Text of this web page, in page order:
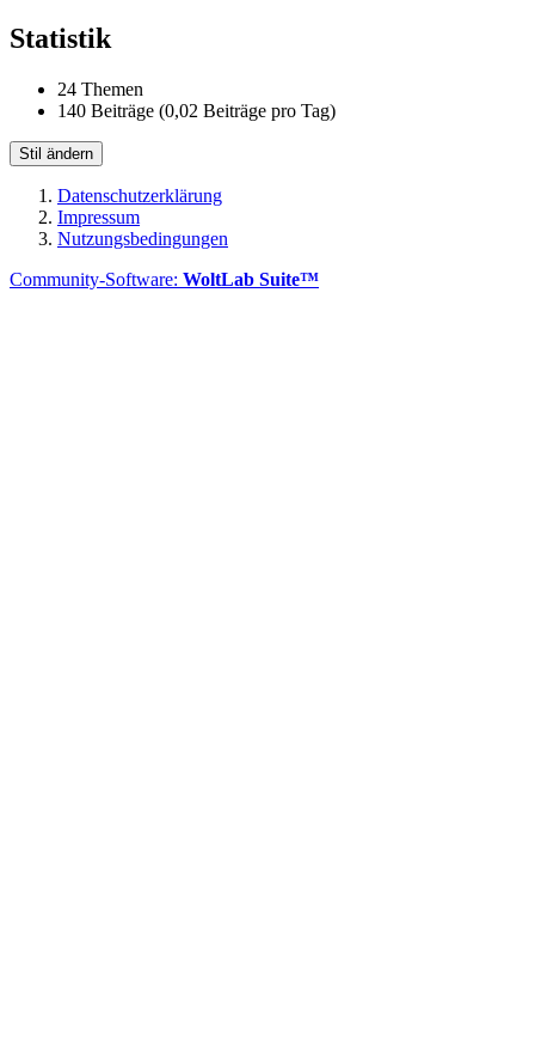
Statistik
24 Themen
140 Beiträge (0,02 Beiträge pro Tag)
Stil ändern
Datenschutzerklärung
Impressum
Nutzungsbedingungen
Community-Software: WoltLab Suite™